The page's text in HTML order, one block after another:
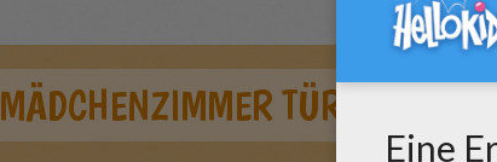
MÄDCHENZIMMER TÜRSCHILD